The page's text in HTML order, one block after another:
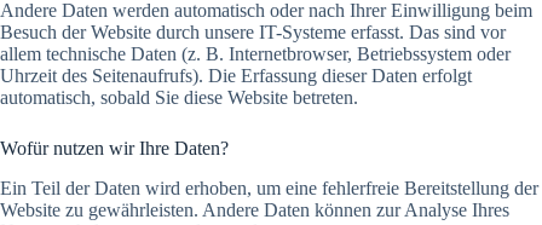
Andere Daten werden automatisch oder nach Ihrer Einwilligung beim
Besuch der Website durch unsere IT-Systeme erfasst. Das sind vor
allem technische Daten (z. B. Internetbrowser, Betriebssystem oder
Uhrzeit des Seitenaufrufs). Die Erfassung dieser Daten erfolgt
automatisch, sobald Sie diese Website betreten.
Wofür nutzen wir Ihre Daten?
Ein Teil der Daten wird erhoben, um eine fehlerfreie Bereitstellung der
Website zu gewährleisten. Andere Daten können zur Analyse Ihres